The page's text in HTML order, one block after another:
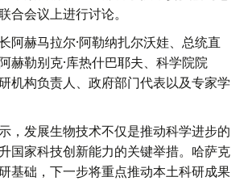
合会议上进行讨论。
阿赫马拉尔·阿勒纳扎尔沃娃、总统直
赫勒别克·库热什巴耶夫、科学院院
机构负责人、政府部门代表以及专家学
，发展生物技术不仅是推动科学进步的
国家科技创新能力的关键举措。哈萨克
基础，下一步将重点推动本土科研成果